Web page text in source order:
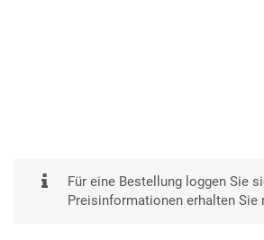
Für eine Bestellung loggen Sie
Preisinformationen erhalten Sie